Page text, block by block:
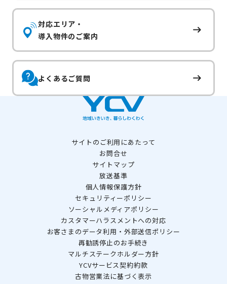
対応エリア・
導入物件のご案内
よくあるご質問
サイトのご利用にあたって
お問合せ
サイトマップ
放送基準
個人情報保護方針
セキュリティーポリシー
ソーシャルメディアポリシー
カスタマーハラスメントへの対応
お客さまのデータ利用・外部送信ポリシー
再勧誘停止のお手続き
マルチステークホルダー方針
YCVサービス契約約款
古物営業法に基づく表示